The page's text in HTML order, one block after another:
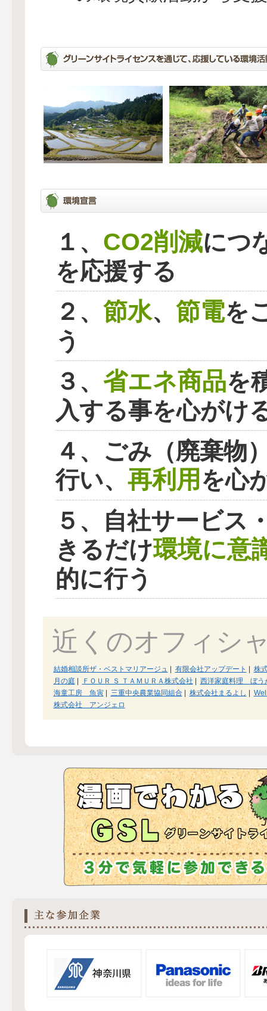
１、 CO2削減につ
を応援する
２、 節水、 節電を
う
３、 省エネ商品を
入する事を心がけ
４、ごみ（廃棄物
行い、 再利用 を心
５、自社サービス
きるだけ環境に意
的に行う
近くのオフィシ
結婚相談所ザ・ベストマリアージュ | 有限会社アップデート | 株
月の庭 | ＦＯＵＲ Ｓ ＴＡＭＵＲＡ株式会社 | 西洋家庭料理 ぼう
海童工房 魚寅| 三重中央農業協同組合| 株式会社まるよし |
株式会社 アンジェロ